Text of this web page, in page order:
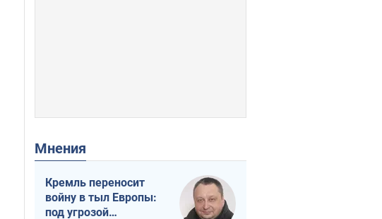
Мнения
Кремль переносит
войну в тыл Европы:
под угрозой